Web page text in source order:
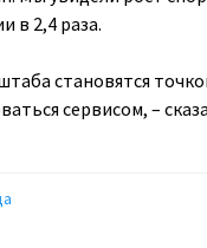
в 2,4 раза.
становятся
сервисом, –